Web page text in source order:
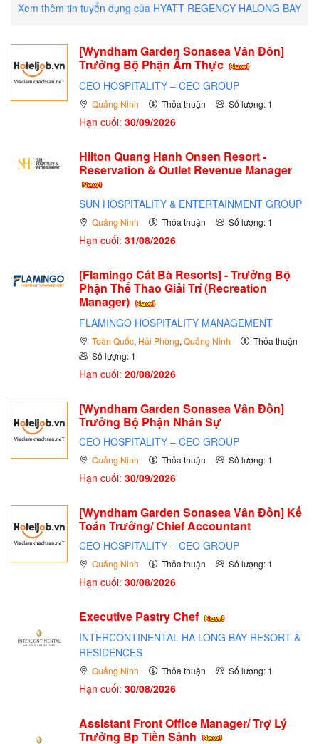
Xem thêm tin tuyển dụng của HYATT REGENCY HALONG BAY
[Wyndham Garden Sonasea Vân Đồn]
Trưởng Bộ Phận Ấm Thực
CEO HOSPITALITY – CEO GROUP
Quảng Ninh Thỏa thuận Số lượng: 1
Hạn cuối: 30/09/2026
Hilton Quang Hanh Onsen Resort -
Reservation & Outlet Revenue Manager
SUN HOSPITALITY & ENTERTAINMENT GROUP
Quảng Ninh Thỏa thuận Số lượng: 1
Hạn cuối: 31/08/2026
[Flamingo Cát Bà Resorts] - Trưởng Bộ
Phận Thể Thao Giải Trí (Recreation
Manager)
FLAMINGO HOSPITALITY MANAGEMENT
Toàn Quốc, Hải Phòng, Quảng Ninh
Thỏa thuận
Số lượng: 1
Hạn cuối: 20/08/2026
[Wyndham Garden Sonasea Vân Đồn]
Trưởng Bộ Phận Nhân Sự
CEO HOSPITALITY – CEO GROUP
Quảng Ninh Thỏa thuận Số lượng: 1
Hạn cuối: 30/09/2026
[Wyndham Garden Sonasea Vân Đồn] Kế
Toán Trưởng/ Chief Accountant
CEO HOSPITALITY – CEO GROUP
Quảng Ninh Thỏa thuận Số lượng: 1
Hạn cuối: 30/08/2026
Executive Pastry Chef
INTERCONTINENTAL HA LONG BAY RESORT &
RESIDENCES
Quảng Ninh Thỏa thuận Số lượng: 1
Hạn cuối: 30/08/2026
Assistant Front Office Manager/ Trợ Lý
Trưởng Bp Tiền Sảnh